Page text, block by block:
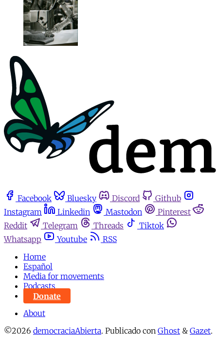
Facebook Bluesky Discord
Github
Instagram
Linkedin Mastodon
Pinterest
Reddit
Telegram Threads
Tiktok
Whatsapp
Youtube
RSS
Home
Español
Media for movements
Podcasts
Donate
About
©2026 democraciaAbierta. Publicado con Ghost & Gazet.